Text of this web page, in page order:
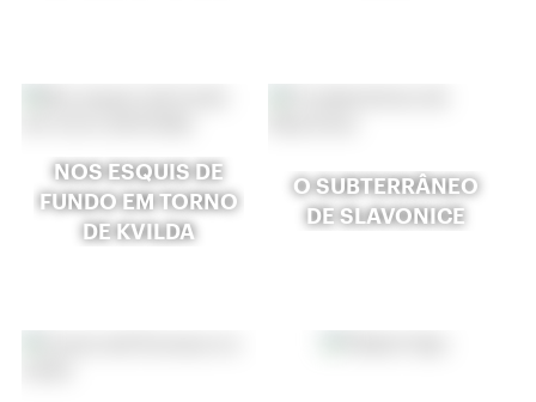
NOS ESQUIS DE
FUNDO EM TORNO
DE KVILDA
O SUBTERRÂNEO
DE SLAVONICE